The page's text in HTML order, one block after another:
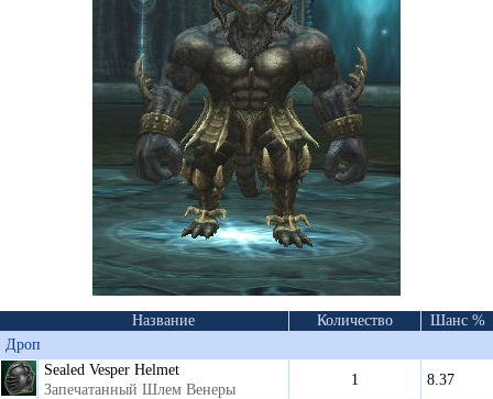
Название Количество
Шанс %
Дроп
Sealed Vesper Helmet
Запечатанный Шлем Венеры
1
8.37